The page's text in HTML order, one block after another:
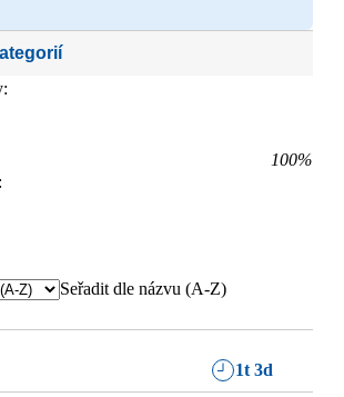
100%
:
Seřadit dle názvu (A-Z)
1t 3d